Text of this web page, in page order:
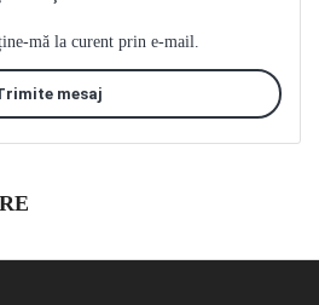
ține-mă la curent prin e-mail.
mesaj